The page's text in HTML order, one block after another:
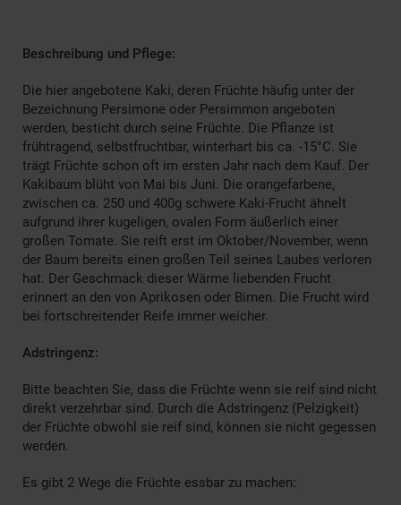
Beschreibung und Pflege:
Die hier angebotene Kaki, deren Früchte häufig unter der
Bezeichnung Persimone oder Persimmon angeboten
werden, besticht durch seine Früchte. Die Pflanze ist
frühtragend, selbstfruchtbar, winterhart bis ca. -15°C. Sie
trägt Früchte schon oft im ersten Jahr nach dem Kauf. Der
Kakibaum blüht von Mai bis Juni. Die orangefarbene,
zwischen ca. 250 und 400g schwere Kaki-Frucht ähnelt
aufgrund ihrer kugeligen, ovalen Form äußerlich einer
großen Tomate. Sie reift erst im Oktober/November, wenn
der Baum bereits einen großen Teil seines Laubes verloren
hat. Der Geschmack dieser Wärme liebenden Frucht
erinnert an den von Aprikosen oder Birnen. Die Frucht wird
bei fortschreitender Reife immer weicher.
Adstringenz:
Bitte beachten Sie, dass die Früchte wenn sie reif sind nicht
direkt verzehrbar sind. Durch die Adstringenz (Pelzigkeit)
der Früchte obwohl sie reif sind, können sie nicht gegessen
werden.
Es gibt 2 Wege die Früchte essbar zu machen: